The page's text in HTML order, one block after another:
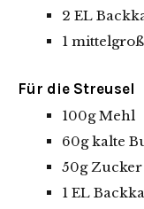
2 EL
1
Für die Streusel
100g Mehl
60g kalte
50g Zucker
1 EL